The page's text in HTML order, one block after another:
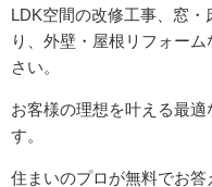
LDK空間の改修工事、窓
り、外壁・屋根リフォー
さい。
お客様の理想を叶える最
す。
住まいのプロが無料でお答